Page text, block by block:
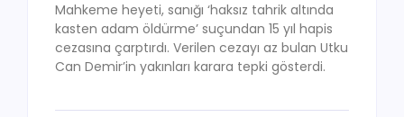
Mahkeme heyeti, sanığı ‘haksız tahrik altında
kasten adam öldürme’ suçundan 15 yıl hapis
cezasına çarptırdı. Verilen cezayı az bulan Utku
Can Demir’in yakınları karara tepki gösterdi.